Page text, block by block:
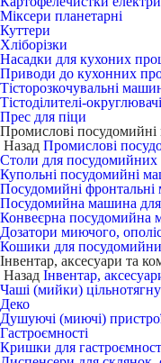
Міксери планетарні
Куттери
Хліборізки
Насадки для кухоних
Приводи до кухонних
Тісторозкочувальні
Тістоділителі-
Прес для піци
Промислові
Назад Промислові
Столи для
Купольні посудомийні
Посудомийні
Посудомийна машина
Конвеєрна посудомийна
Дозатори миючого,
Кошики для
Інвентар, аксесуари та
Назад Інвентар,
Чаші (мийки)
Деко
Душуючі (миючі)
Гастроємності
Кришки для